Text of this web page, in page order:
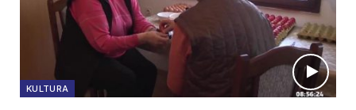
KULTURA